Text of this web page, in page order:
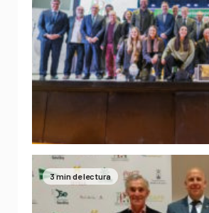
3 min de lectura